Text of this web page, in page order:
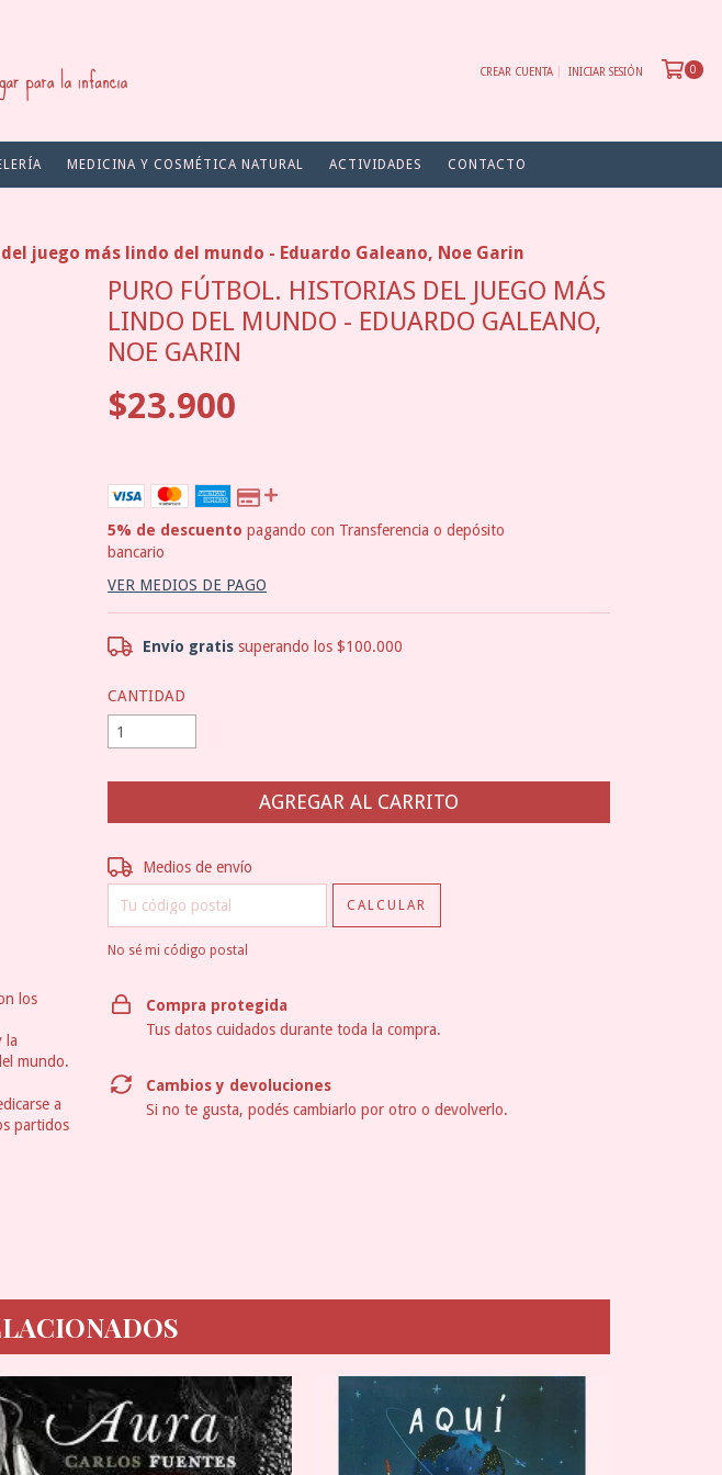
CREAR CUENTA INICIAR SESIÓN 0
MEDICINA Y COSMÉTICA NATURAL ACTIVIDADES CONTACTO
juego más lindo del mundo - Eduardo Galeano, Noe Garin
los
la
mundo.
a
partidos
PURO FÚTBOL. HISTORIAS DEL JUEGO MÁS
LINDO DEL MUNDO - EDUARDO GALEANO,
NOE GARIN
$23.900
5% de descuento pagando con Transferencia o depósito
bancario
VER MEDIOS DE PAGO
Envío gratis superando los$100.000
CANTIDAD
Entregas para el CP:
Medios de envío
CALCULAR
No sé mi código postal
Compra protegida
Tus datos cuidados durante toda la compra.
Cambios y devoluciones
Si no te gusta, podés cambiarlo por otro o devolverlo.